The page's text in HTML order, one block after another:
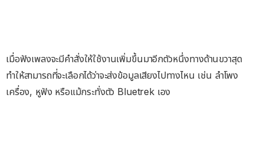
เมื่อฟังเพลงจะมีคำสั่งให้ใช้งานเพิ่มขึ้นมาอีกตัวหนึ่งทางด้านขวาสุด
ทำให้สามารถที่จะเลือกได้ว่าจะส่งข้อมูลเสียงไปทางไหน เช่น ลำโพง
เครื่อง, หูฟัง หรือแม้กระทั่งตัว Bluetrek เอง